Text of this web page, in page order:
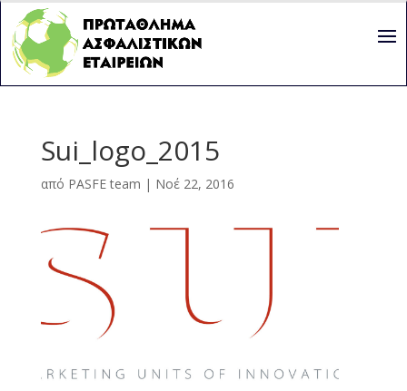
Sui_logo_2015
από PASFE team | Νοέ 22, 2016